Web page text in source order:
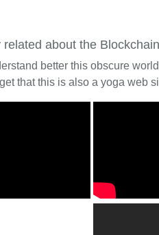
about the Blockchain
better this obscure
that this is also a yoga web